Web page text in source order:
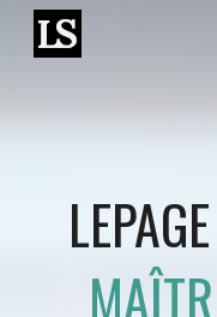
Skip to main content